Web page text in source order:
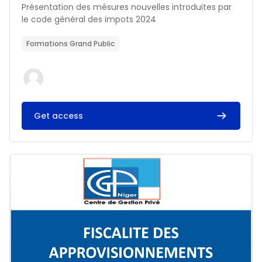
Résumé du cours :
Présentation des mésures nouvelles introduites par
le code général des impots 2024
Formations Grand Public
Get access
Image du cours FISCALITE DES APPROVISIONNEMENTS